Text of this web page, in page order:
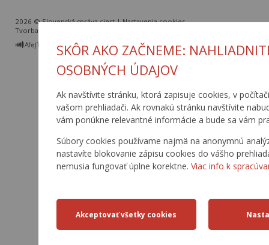
SKÔR AKO ZAČNEME:
OSOBNÝCH ÚDAJOV
Ak navštívite stránku, ktorá zapisuje cookies, v
vašom prehliadači. Ak rovnakú stránku navštívite
vám ponúkne relevantné informácie a bude sa vám
Súbory cookies používame najmä na anonymnú
nastavíte blokovanie zápisu cookies do vášho
nemusia fungovať úplne korektne. Viac info k
2026 © Slovenská správa ciest |Nastavenia cookies
Tvorba web stránok